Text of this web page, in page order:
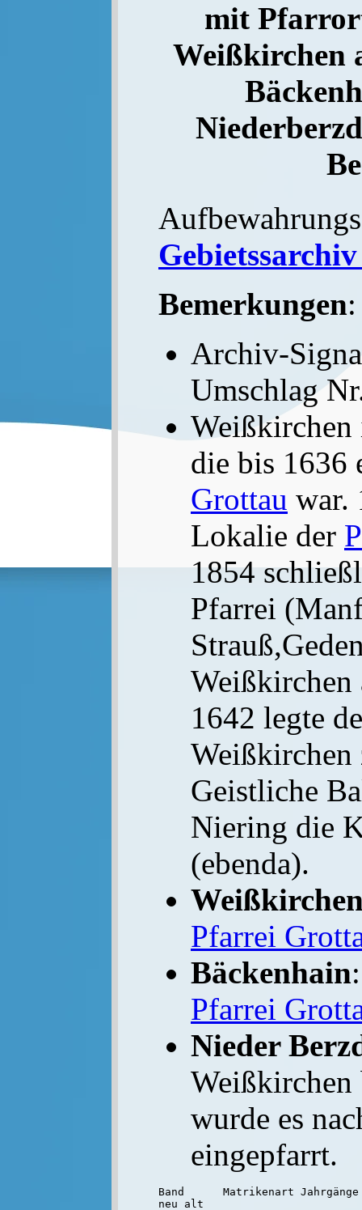
mit
Weißkirchen
Bemerkungen:
Archiv-
Umschlag
Weißkirchen
die bis
Grottau war.
Lokalie der
1854
Pfarrei
Weißkirchen
1642 legte
Weißkirchen
Geistliche
Niering die
(ebenda).
Pfarrei
Bäckenhain
Pfarrei
Nieder
Weißkirchen
wurde es
eingepfarrt.
Band      Matrikenart
neu alt